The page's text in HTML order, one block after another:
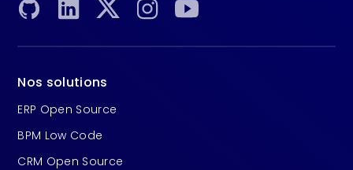
Nos solutions
ERP Open Source
BPM Low Code
CRM Open Source